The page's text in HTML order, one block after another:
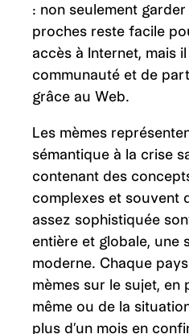
: non seulement
proches reste facile
accès à Internet, mais
communauté et de
grâce au Web.
Les mèmes
sémantique à la crise
contenant des
complexes et souvent
assez sophistiquée
entière et globale, une
moderne. Chaque
mèmes sur le sujet,
même ou de la
plus d’un mois en